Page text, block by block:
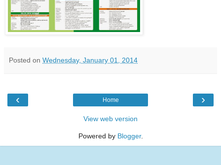
Posted on Wednesday, January 01, 2014
‹ ›
Home
View web version
Powered by Blogger.